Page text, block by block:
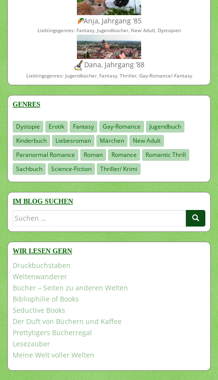
Anja, Jahrgang ’85
Lieblingsgenres: Fantasy, Jugendbücher, New Adult, Dystopien
Dana, Jahrgang ’88
Lieblingsgenres: Jugendbücher, Fantasy, Thriller, Gay-Romance/-Fantasy
GENRES
Dystopie Erotik Fantasy Gay-Romance
Jugendbuch
Kinderbuch
Liebesroman Märchen
New Adult
Paranormal Romance
Roman Romance
Romantic Thrill
Sachbuch
Science-Fiction Thriller/ Krimi
IM BLOG SUCHEN
Suchen
WIR LESEN GERN
Druckbuchstaben
Weltenwanderer
Bücher – Seiten zu anderen Welten
Bibliophilie of Books
Seductive Books
Der Duft von Büchern und Kaffee
Prettytigers Bücherregal
Lesezauber
Meine Welt voller Welten